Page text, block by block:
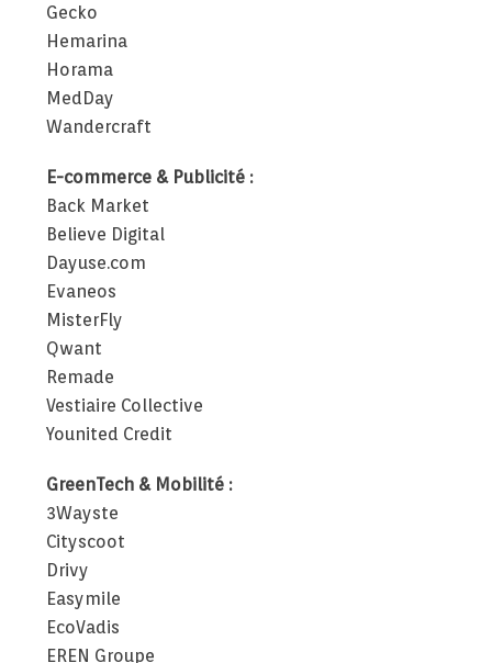
Gecko
Hemarina
Horama
MedDay
Wandercraft
E-commerce & Publicité :
Back Market
Believe Digital
Dayuse.com
Evaneos
MisterFly
Qwant
Remade
Vestiaire Collective
Younited Credit
GreenTech & Mobilité :
3Wayste
Cityscoot
Drivy
Easymile
EcoVadis
EREN Groupe